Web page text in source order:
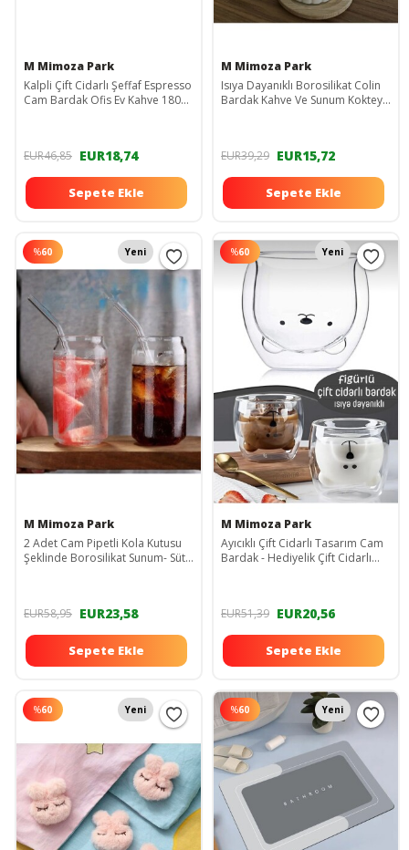
M Mimoza Park
Kalpli Çift Cidarlı Şeffaf Espresso
Cam Bardak Ofis Ev Kahve 180
EUR46,85 EUR18,74
Sepete Ekle
M Mimoza Park
Isıya Dayanıklı Borosilikat Colin
Bardak Kahve Ve Sunum Kokteyl
EUR39,29 EUR15,72
Sepete Ekle
%60 Yeni
M Mimoza Park
2 Adet Cam Pipetli Kola Kutusu
Şeklinde Borosilikat Sunum- Süt
EUR58,95 EUR23,58
Sepete Ekle
%60 Yeni
M Mimoza Park
Ayıcıklı Çift Cidarlı Tasarım Cam
Bardak - Hediyelik Çift Cidarlı
EUR51,39 EUR20,56
Sepete Ekle
%60 Yeni %60 Yeni